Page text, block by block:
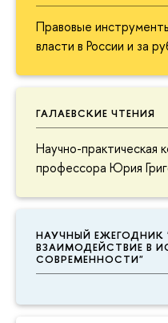
Правовые
власти в России и за
ГАЛАЕВСКИЕ ЧТЕНИЯ
Научно-практическая
профессора Юрия
НАУЧНЫЙ
ВЗАИМОДЕЙСТВИЕ В
СОВРЕМЕННОСТИ"